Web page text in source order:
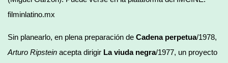
filminlatino.mx
Sin planearlo, en plena preparación de Cadena perpetua/1978,
Arturo Ripstein acepta dirigir La viuda negra/1977, un proyecto